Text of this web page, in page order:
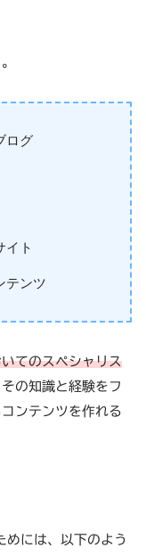
ログ
イト
テンツ
てのスペシャリス
の知識と経験をフ
ンテンツを作れる
には、以下のよう